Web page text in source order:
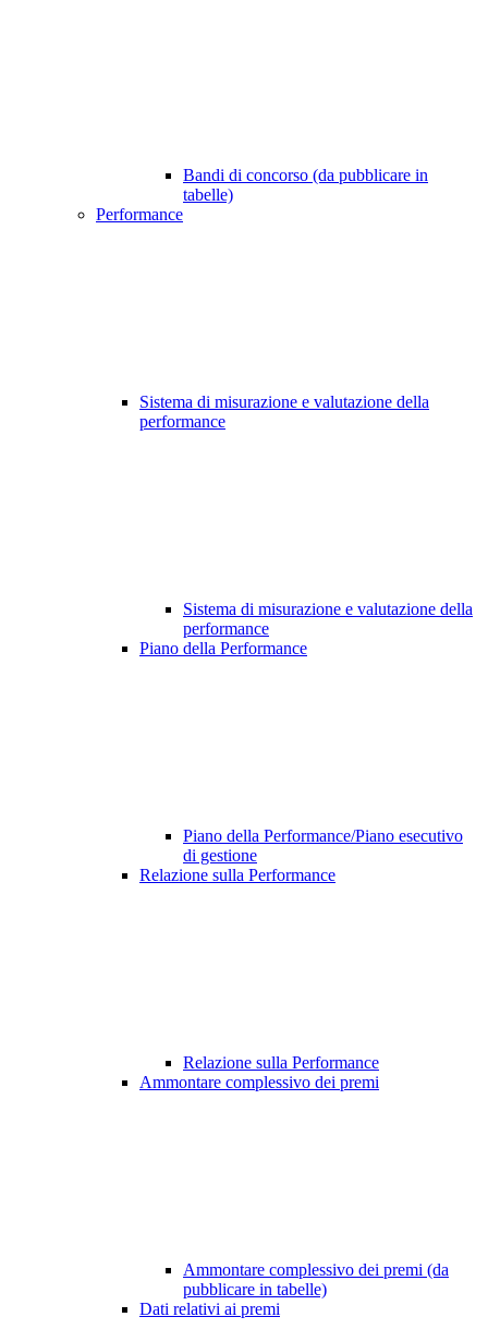
Bandi di concorso (da pubblicare in
tabelle)
Performance
Sistema di misurazione e valutazione della
performance
Sistema di misurazione e valutazione della
performance
Piano della Performance
Piano della Performance/Piano esecutivo
di gestione
Relazione sulla Performance
Relazione sulla Performance
Ammontare complessivo dei premi
Ammontare complessivo dei premi (da
pubblicare in tabelle)
Dati relativi ai premi